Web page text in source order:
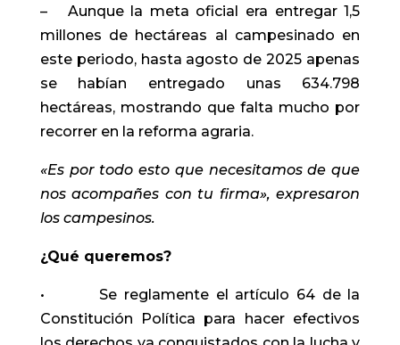
– Aunque la meta oficial era entregar 1,5
millones de hectáreas al campesinado en
este periodo, hasta agosto de 2025 apenas
se habían entregado unas 634.798
hectáreas, mostrando que falta mucho por
recorrer en la reforma agraria.
«Es por todo esto que necesitamos de que
nos acompañes con tu firma», expresaron
los campesinos.
¿Qué queremos?
• Se reglamente el artículo 64 de la
Constitución Política para hacer efectivos